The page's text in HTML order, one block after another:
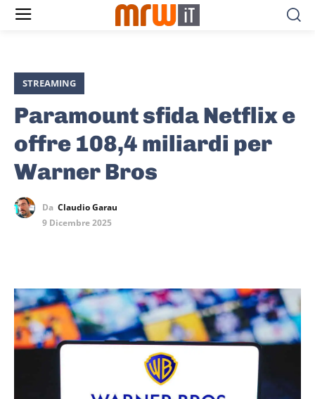
STREAMING
Paramount sfida Netflix e
offre 108,4 miliardi per
Warner Bros
Da Claudio Garau
9 Dicembre 2025